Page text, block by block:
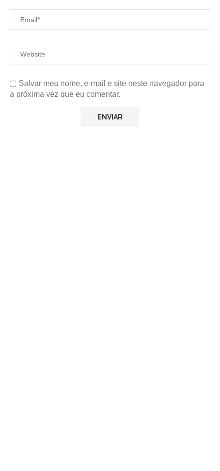
Salvar meu nome, e-mail e site neste navegador para
a próxima vez que eu comentar.